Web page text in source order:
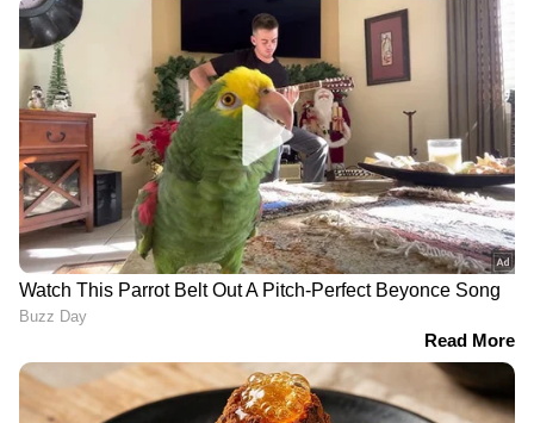
85 വർഷമായി നഷ്ടപ്പെട്ടുവെന്ന് കരുതിയ
കടുവയുടെ അവശിഷ്ടങ്ങൾ
RECOMMENDED STORIES